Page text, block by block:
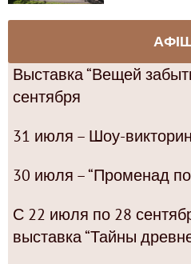
Выставка “Вещей
сентября
31 июля – Шоу-
30 июля – “Променад
С 22 июля по 28
выставка “Тайны